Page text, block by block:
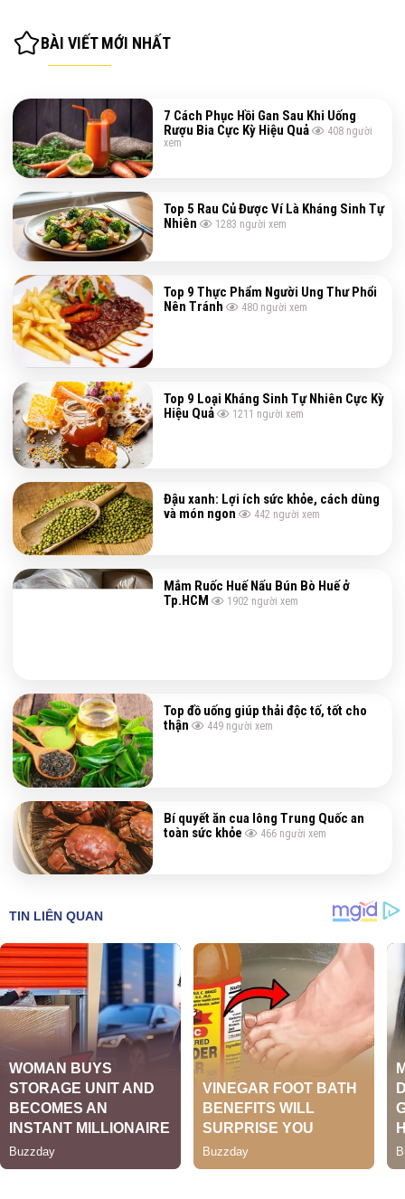
BÀI VIẾT MỚI NHẤT
7 Cách Phục Hồi Gan Sau Khi Uống
Rượu Bia Cực Kỳ Hiệu Quả
408 người
xem
Top 5 Rau Củ Được Ví Là Kháng Sinh Tự
Nhiên
1283 người xem
Top 9 Thực Phẩm Người Ung Thư Phổi
Nên Tránh
480 người xem
Top 9 Loại Kháng Sinh Tự Nhiên Cực Kỳ
Hiệu Quả
1211 người xem
Đậu xanh: Lợi ích sức khỏe, cách dùng
và món ngon
442 người xem
Mắm Ruốc Huế Nấu Bún Bò Huế ở
Tp.HCM
1902 người xem
Top đồ uống giúp thải độc tố, tốt cho
thận
449 người xem
Bí quyết ăn cua lông Trung Quốc an
toàn sức khỏe
466 người xem